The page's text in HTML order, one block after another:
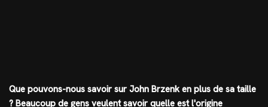
Que pouvons-nous savoir sur John Brzenk en plus de sa taille
? Beaucoup de gens veulent savoir quelle est l'origine